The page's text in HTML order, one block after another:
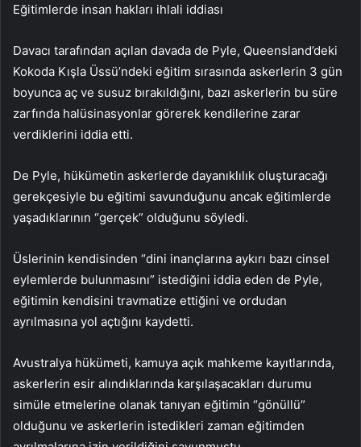
Eğitimlerde insan hakları ihlali iddiası
Davacı tarafından açılan davada de Pyle, Queensland’deki
Kokoda Kışla Üssü’ndeki eğitim sırasında askerlerin 3 gün
boyunca aç ve susuz bırakıldığını, bazı askerlerin bu süre
zarfında halüsinasyonlar görerek kendilerine zarar
verdiklerini iddia etti.
De Pyle, hükümetin askerlerde dayanıklılık oluşturacağı
gerekçesiyle bu eğitimi savunduğunu ancak eğitimlerde
yaşadıklarının “gerçek” olduğunu söyledi.
Üslerinin kendisinden “dini inançlarına aykırı bazı cinsel
eylemlerde bulunmasını” istediğini iddia eden de Pyle,
eğitimin kendisini travmatize ettiğini ve ordudan
ayrılmasına yol açtığını kaydetti.
Avustralya hükümeti, kamuya açık mahkeme kayıtlarında,
askerlerin esir alındıklarında karşılaşacakları durumu
simüle etmelerine olanak tanıyan eğitimin “gönüllü”
olduğunu ve askerlerin istedikleri zaman eğitimden